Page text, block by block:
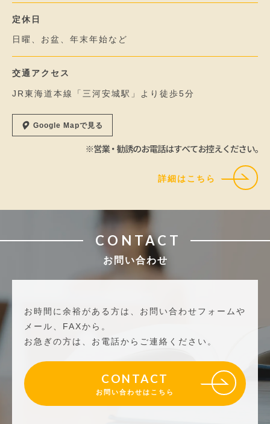
定休日
日曜、お盆、年末年始など
交通アクセス
JR東海道本線「三河安城駅」より徒歩5分
Google Mapで見る
詳細はこちら
CONTACT
お問い合わせ
お時間に余裕がある方は、お問い合わせフォームや
メール、FAXから。
お急ぎの方は、お電話からご連絡ください。
CONTACT
お問い合わせはこちら